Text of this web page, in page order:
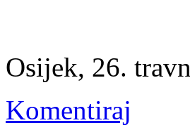
Osijek, 26.
Komentiraj